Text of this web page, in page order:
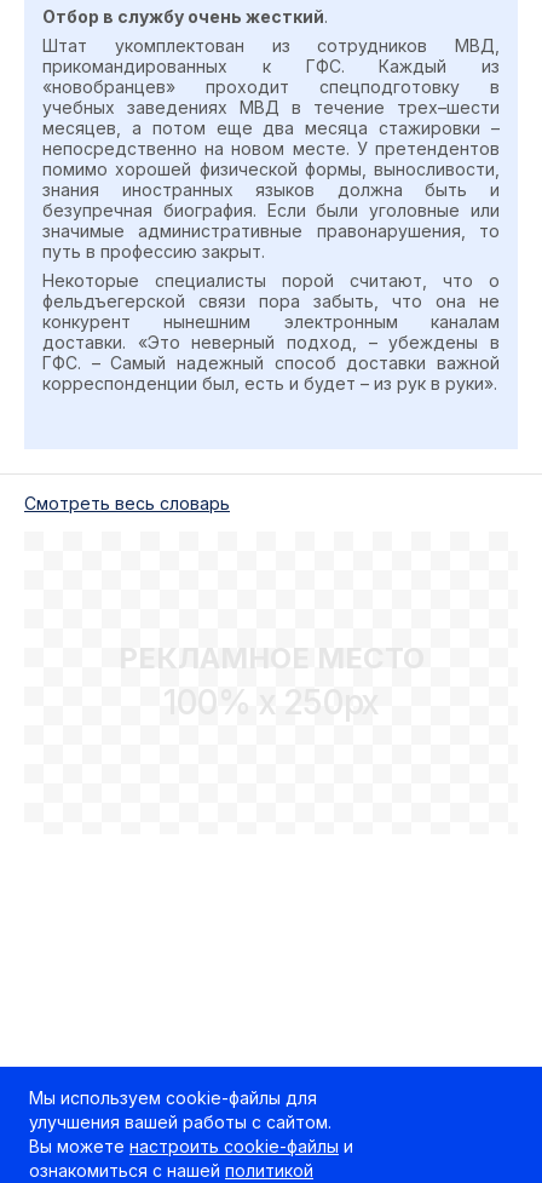
Отбор в службу очень жесткий.
Штат укомплектован из сотрудников МВД,
прикомандированных к ГФС. Каждый из
«новобранцев» проходит спецподготовку в
учебных заведениях МВД в течение трех–шести
месяцев, а потом еще два месяца стажировки –
непосредственно на новом месте. У претендентов
помимо хорошей физической формы, выносливости,
знания иностранных языков должна быть и
безупречная биография. Если были уголовные или
значимые административные правонарушения, то
путь в профессию закрыт.
Некоторые специалисты порой считают, что о
фельдъегерской связи пора забыть, что она не
конкурент нынешним электронным каналам
доставки. «Это неверный подход, – убеждены в
ГФС. – Самый надежный способ доставки важной
корреспонденции был, есть и будет – из рук в руки».
Cмотреть весь словарь
РЕКЛАМНОЕ МЕСТО
100% x 250px
Мы используем cookie-файлы для
улучшения вашей работы с сайтом.
Вы можете настроить cookie-файлы и
ознакомиться с нашей политикой